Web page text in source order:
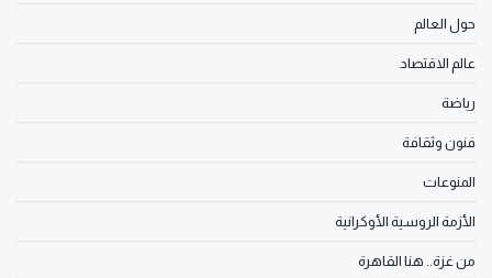
حول العالم
عالم الاقتصاد
رياضة
فنون وثقافة
المنوعات
الأزمة الروسية الأوكرانية
من غزة.. هنا القاهرة